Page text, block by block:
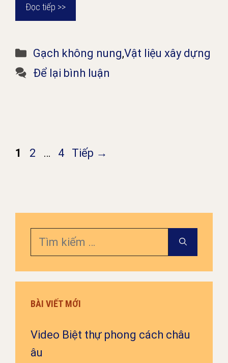
Đọc tiếp >>
Danh
mục
Gạch không nung,Vật liệu xây dựng
Để lại bình luận
Trang
1 Trang
2 … Trang
4 Tiếp →
Tìm
kiếm
cho:
BÀI VIẾT MỚI
Video Biệt thự phong cách châu
âu